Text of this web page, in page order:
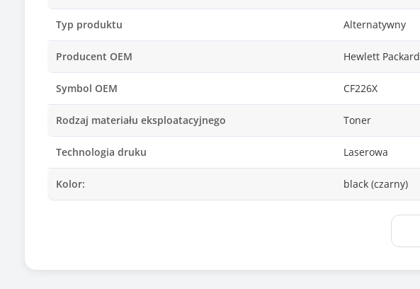
Typ produktu Alternatywny
Producent OEM Hewlett Packard
Symbol OEM CF226X
Rodzaj materiału eksploatacyjnego Toner
Technologia druku Laserowa
Kolor: black (czarny)
10000 stron